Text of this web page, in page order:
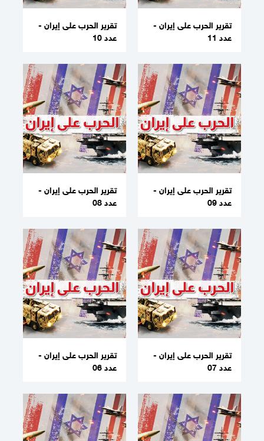
تقرير الحرب على إيران -
عدد 11
تقرير الحرب على إيران -
عدد 10
تقرير الحرب على إيران -
عدد 09
تقرير الحرب على إيران -
عدد 08
تقرير الحرب على إيران -
عدد 07
تقرير الحرب على إيران -
عدد 06